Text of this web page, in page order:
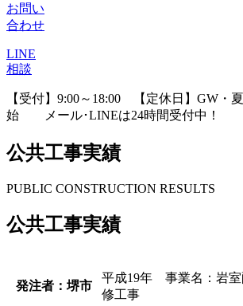
お問い
合わせ
LINE
相談
【受付】9:00～18:00 【定休日】GW・
始 メール･LINEは24時間受付中！
公共工事実績
PUBLIC CONSTRUCTION RESULTS
公共工事実績
発注者：堺市
平成19年 事業名：岩室
修工事